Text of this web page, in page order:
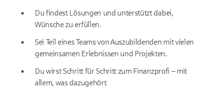
Du findest Lösungen und unterstützt dabei,
Wünsche zu erfüllen.
Sei Teil eines Teams von Auszubildenden mit vielen
gemeinsamen Erlebnissen und Projekten.
Du wirst Schritt für Schritt zum Finanzprofi – mit
allem, was dazugehört